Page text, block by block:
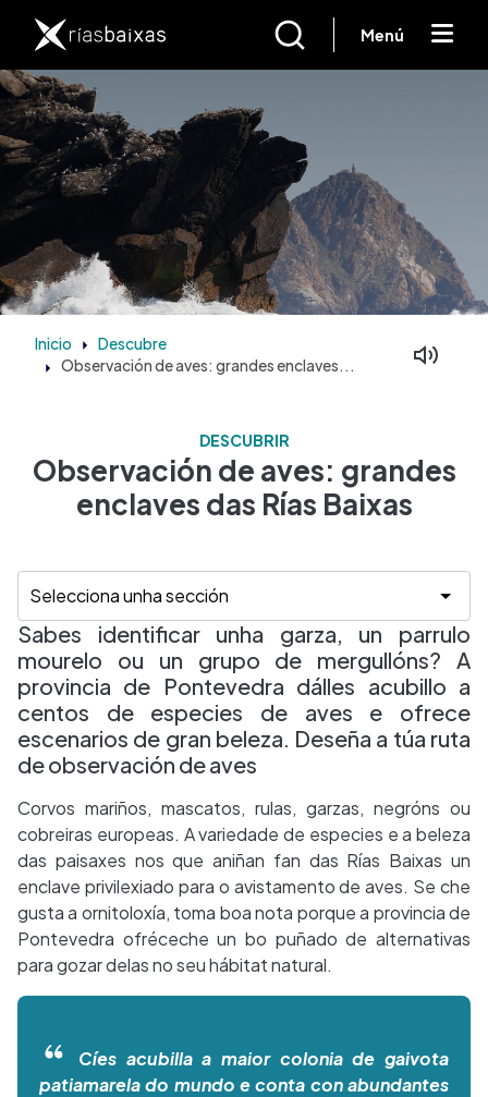
Menú
Inicio Descubre
Observación de aves: grandes enclaves...
DESCUBRIR
Observación de aves: grandes
enclaves das Rías Baixas
Sabes identificar unha garza, un parrulo
mourelo ou un grupo de mergullóns? A
provincia de Pontevedra dálles acubillo a
centos de especies de aves e ofrece
escenarios de gran beleza. Deseña a túa ruta
de observación de aves
Corvos mariños, mascatos, rulas, garzas, negróns ou
cobreiras europeas. A variedade de especies e a beleza
das paisaxes nos que aniñan fan das Rías Baixas un
enclave privilexiado para o avistamento de aves. Se che
gusta a ornitoloxía, toma boa nota porque a provincia de
Pontevedra ofréceche un bo puñado de alternativas
para gozar delas no seu hábitat natural.
Cíes acubilla a maior colonia de gaivota
patiamarela do mundo e conta con abundantes